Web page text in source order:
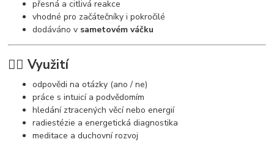
přesná a citlivá reakce
vhodné pro začátečníky i pokročilé
dodáváno v sametovém váčku
🧘‍♀️ Využití
odpovědi na otázky (ano / ne)
práce s intuicí a podvědomím
hledání ztracených věcí nebo energií
radiestézie a energetická diagnostika
meditace a duchovní rozvoj